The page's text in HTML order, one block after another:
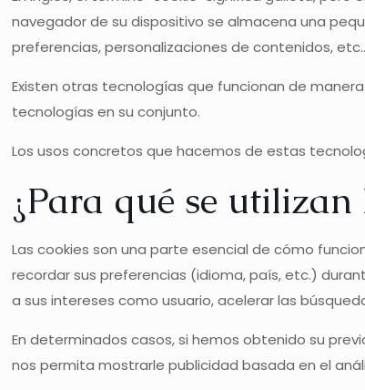
navegador de su dispositivo se almacena una
preferencias, personalizaciones de contenidos,
Existen otras tecnologías que funcionan de
tecnologías en su conjunto.
Los usos concretos que hacemos de estas
¿Para qué se utilizan
Las cookies son una parte esencial de cómo
recordar sus preferencias (idioma, país, etc.)
a sus intereses como usuario, acelerar las
En determinados casos, si hemos obtenido su
nos permita mostrarle publicidad basada en el